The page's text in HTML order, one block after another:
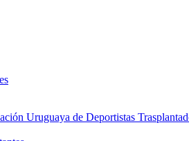
Uruguaya de Deportistas